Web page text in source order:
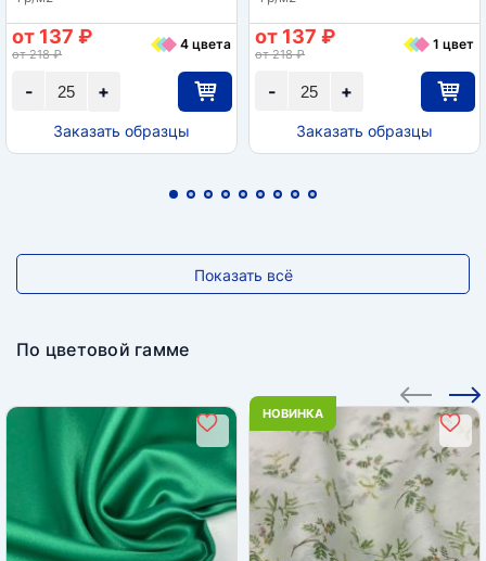
+
-
от 137 ₽
от 218 ₽
4 цвета
Заказать образцы
+
-
от 137 ₽
от 218 ₽
1 цвет
Заказать образцы
Показать всё
По цветовой гамме
НОВИНКА